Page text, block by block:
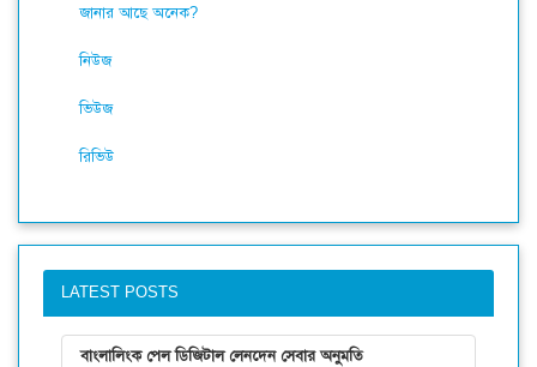
জানার আছে অনেক?
নিউজ
ভিউজ
রিভিউ
LATEST POSTS
বাংলালিংক পেল ডিজিটাল লেনদেন সেবার অনুমতি